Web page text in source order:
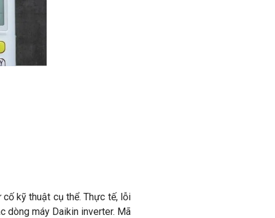
kỹ thuật cụ thể. Thực tế, lỗi
dòng máy Daikin inverter. Mã